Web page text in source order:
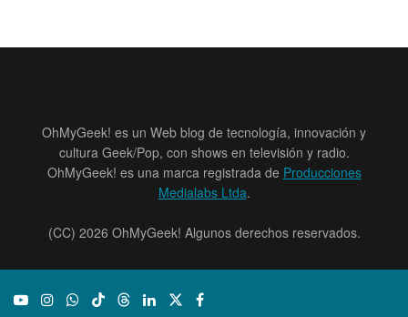
OhMyGeek! es un Web blog de tecnología, innovación y
cultura Geek/Pop, con shows en televisión y radio.
OhMyGeek! es una marca registrada de Producciones
Medialabs Ltda.
(CC) 2026 OhMyGeek! Algunos derechos reservados.